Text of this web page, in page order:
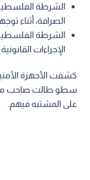
الشرطة
الصرافة، أثناء
الشرطة
الإجراءات
كشفت الأجهزة
سطو طالت صاحب
على المشتبه فيهم.